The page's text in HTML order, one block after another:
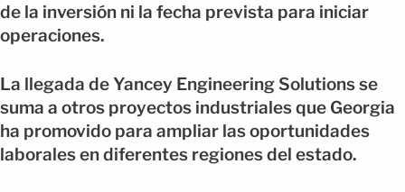
de la inversión ni la fecha prevista para iniciar
operaciones.
La llegada de Yancey Engineering Solutions se
suma a otros proyectos industriales que Georgia
ha promovido para ampliar las oportunidades
laborales en diferentes regiones del estado.